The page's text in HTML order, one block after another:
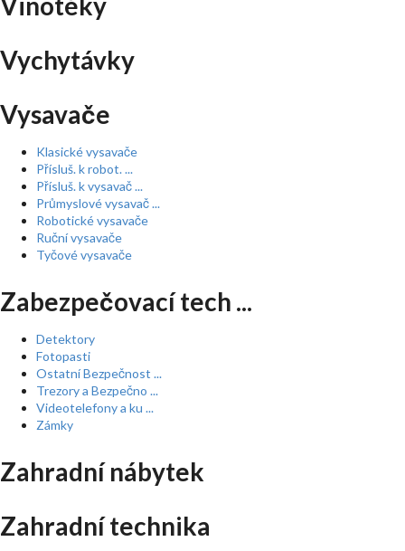
Vychytávky
Vysavače
Klasické vysavače
Přísluš. k robot. ...
Přísluš. k vysavač ...
Průmyslové vysavač ...
Robotické vysavače
Ruční vysavače
Tyčové vysavače
Zabezpečovací tech ...
Detektory
Fotopasti
Ostatní Bezpečnost ...
Trezory a Bezpečno ...
Videotelefony a ku ...
Zámky
Zahradní nábytek
Zahradní technika